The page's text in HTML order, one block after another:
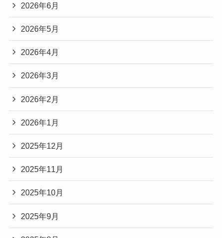
2026年6月
2026年5月
2026年4月
2026年3月
2026年2月
2026年1月
2025年12月
2025年11月
2025年10月
2025年9月